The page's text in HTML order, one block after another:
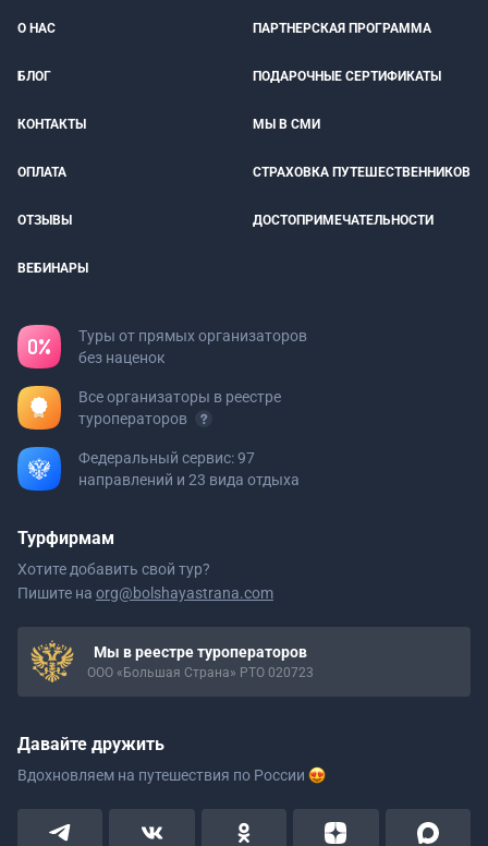
О НАС ПАРТНЕРСКАЯ ПРОГРАММА
БЛОГ ПОДАРОЧНЫЕ СЕРТИФИКАТЫ
КОНТАКТЫ МЫ В СМИ
ОПЛАТА СТРАХОВКА ПУТЕШЕСТВЕННИКОВ
ОТЗЫВЫ ДОСТОПРИМЕЧАТЕЛЬНОСТИ
ВЕБИНАРЫ
Туры от прямых организаторов
без наценок
Все организаторы в реестре
туроператоров
Федеральный сервис: 97
направлений и 23 вида отдыха
Турфирмам
Хотите добавить свой тур?
Пишите на org@bolshayastrana.com
Мы в реестре туроператоров
ООО «Большая Страна» РТО 020723
Давайте дружить
Вдохновляем на путешествия по России